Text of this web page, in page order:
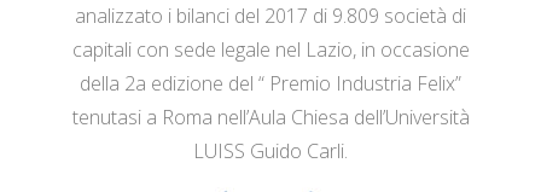
analizzato i bilanci del 2017 di 9.809 società di
capitali con sede legale nel Lazio, in occasione
della 2a edizione del “ Premio Industria Felix”
tenutasi a Roma nell’Aula Chiesa dell’Università
LUISS Guido Carli.